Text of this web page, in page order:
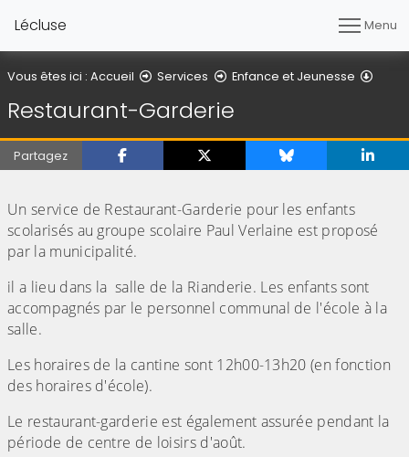
Lécluse Menu
Vous êtes ici : Accueil Services Enfance et Jeunesse
Restaurant-Garderie
Partagez
Un service de Restaurant-Garderie pour les enfants
scolarisés au groupe scolaire Paul Verlaine est proposé
par la municipalité.
il a lieu dans la salle de la Rianderie. Les enfants sont
accompagnés par le personnel communal de l'école à la
salle.
Les horaires de la cantine sont 12h00-13h20 (en fonction
des horaires d'école).
Le restaurant-garderie est également assurée pendant la
période de centre de loisirs d'août.